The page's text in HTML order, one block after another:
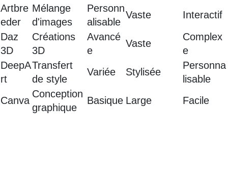
Artbre
eder
Mélange
d'images
Personn
alisable
Vaste
Interactif
Daz
3D
Créations
3D
Avancé
e
Vaste
Complex
e
DeepA
rt
Transfert
de style
Variée Stylisée
Personna
lisable
Canva
Conception
graphique
Basique Large Facile